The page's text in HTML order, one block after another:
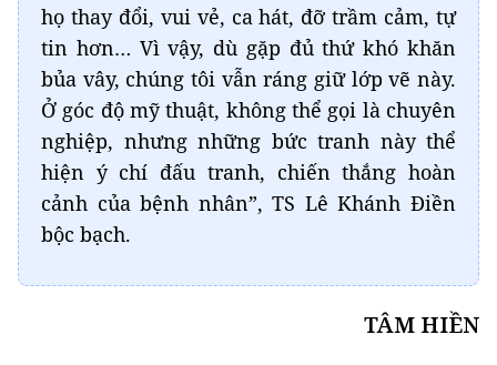
họ thay đổi, vui vẻ, ca hát, đỡ trầm cảm, tự
tin hơn… Vì vậy, dù gặp đủ thứ khó khăn
bủa vây, chúng tôi vẫn ráng giữ lớp vẽ này.
Ở góc độ mỹ thuật, không thể gọi là chuyên
nghiệp, nhưng những bức tranh này thể
hiện ý chí đấu tranh, chiến thắng hoàn
cảnh của bệnh nhân”, TS Lê Khánh Điền
bộc bạch.
TÂM HIỀN